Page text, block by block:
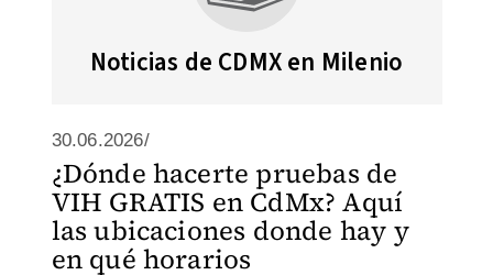
Noticias de CDMX en Milenio
30.06.2026/
¿Dónde hacerte pruebas de
VIH GRATIS en CdMx? Aquí
las ubicaciones donde hay y
en qué horarios